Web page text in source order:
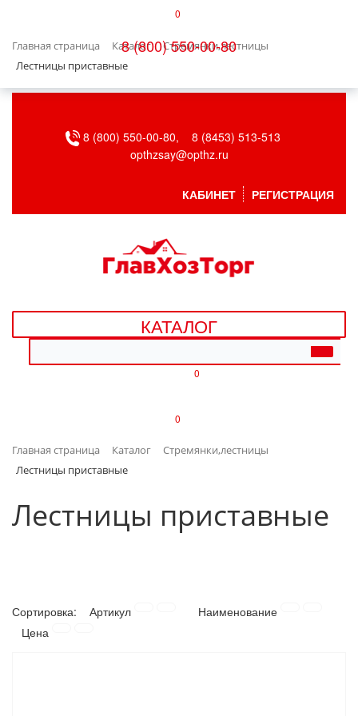
0
8 (800) 550-00-80
Главная страница Каталог
Стремянки,лестницы
Лестницы приставные
БЫТОВАЯ ТЕХНИКА
ВЕНТИЛЯЦИЯ
ДАЧА, САД И ОГОРОД
ДЕТСКИЕ ТОВАРЫ
ИНТЕРЬЕР
ЛАКОКРАСОЧНЫЕ МАТЕРИАЛЫ
8 (800) 550-00-80,
8 (8453) 513-513
opthzsay@opthz.ru
КАБИНЕТ РЕГИСТРАЦИЯ
КАТАЛОГ
0
0
Главная страница Каталог
Стремянки,лестницы
Лестницы приставные
Лестницы приставные
Сортировка: Артикул
Наименование
Цена